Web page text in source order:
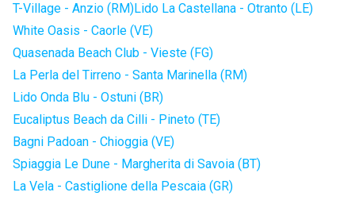
T-Village - Anzio (RM)Lido La Castellana - Otranto (LE)
White Oasis - Caorle (VE)
Quasenada Beach Club - Vieste (FG)
La Perla del Tirreno - Santa Marinella (RM)
Lido Onda Blu - Ostuni (BR)
Eucaliptus Beach da Cilli - Pineto (TE)
Bagni Padoan - Chioggia (VE)
Spiaggia Le Dune - Margherita di Savoia (BT)
La Vela - Castiglione della Pescaia (GR)